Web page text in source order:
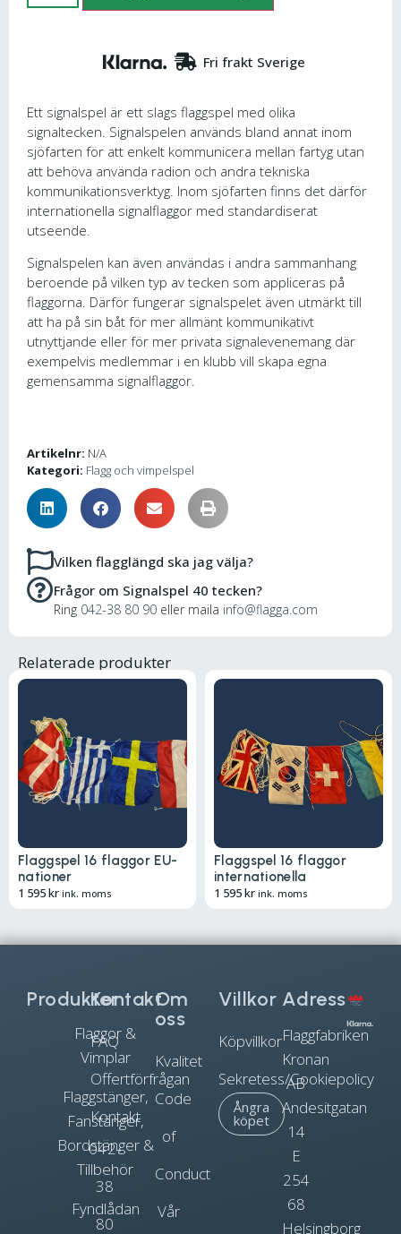
Fri frakt Sverige
Ett signalspel är ett slags flaggspel med olika
signaltecken. Signalspelen används bland annat inom
sjöfarten för att enkelt kommunicera mellan fartyg utan
att behöva använda radion och andra tekniska
kommunikationsverktyg. Inom sjöfarten finns det därför
internationella signalflaggor med standardiserat
utseende.
Signalspelen kan även användas i andra sammanhang
beroende på vilken typ av tecken som appliceras på
flaggorna. Därför fungerar signalspelet även utmärkt till
att ha på sin båt för mer allmänt kommunikativt
utnyttjande eller för mer privata signalevenemang där
exempelvis medlemmar i en klubb vill skapa egna
gemensamma signalflaggor.
Artikelnr: N/A
Kategori: Flagg och vimpelspel
Vilken flagglängd ska jag välja?
Frågor om Signalspel 40 tecken?
Ring 042-38 80 90 eller maila info@flagga.com
Relaterade produkter
Flaggspel 16 flaggor EU-
nationer
1 595kr ink. moms
Flaggspel 16 flaggor
internationella
1 595kr ink. moms
Adress
Flaggfabriken
Kronan
AB
Andesitgatan
14
E
254
68
Helsingborg
Kontakt
FAQ
Offertförfrågan
Kontakt
042-
38
80
Om
oss
Kvalitet
Code
of
Conduct
Vår
Villkor
Köpvillkor
Sekretess/Cookiepolicy
Ångra
köpet
Produkter
Flaggor &
Vimplar
Flaggstänger,
Fanstänger,
Bordstänger &
Tillbehör
Fyndlådan